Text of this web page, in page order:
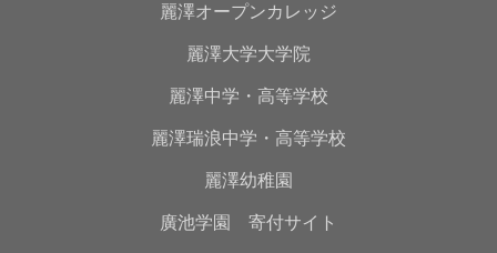
麗澤オープンカレッジ
麗澤大学大学院
麗澤中学・高等学校
麗澤瑞浪中学・高等学校
麗澤幼稚園
廣池学園 寄付サイト